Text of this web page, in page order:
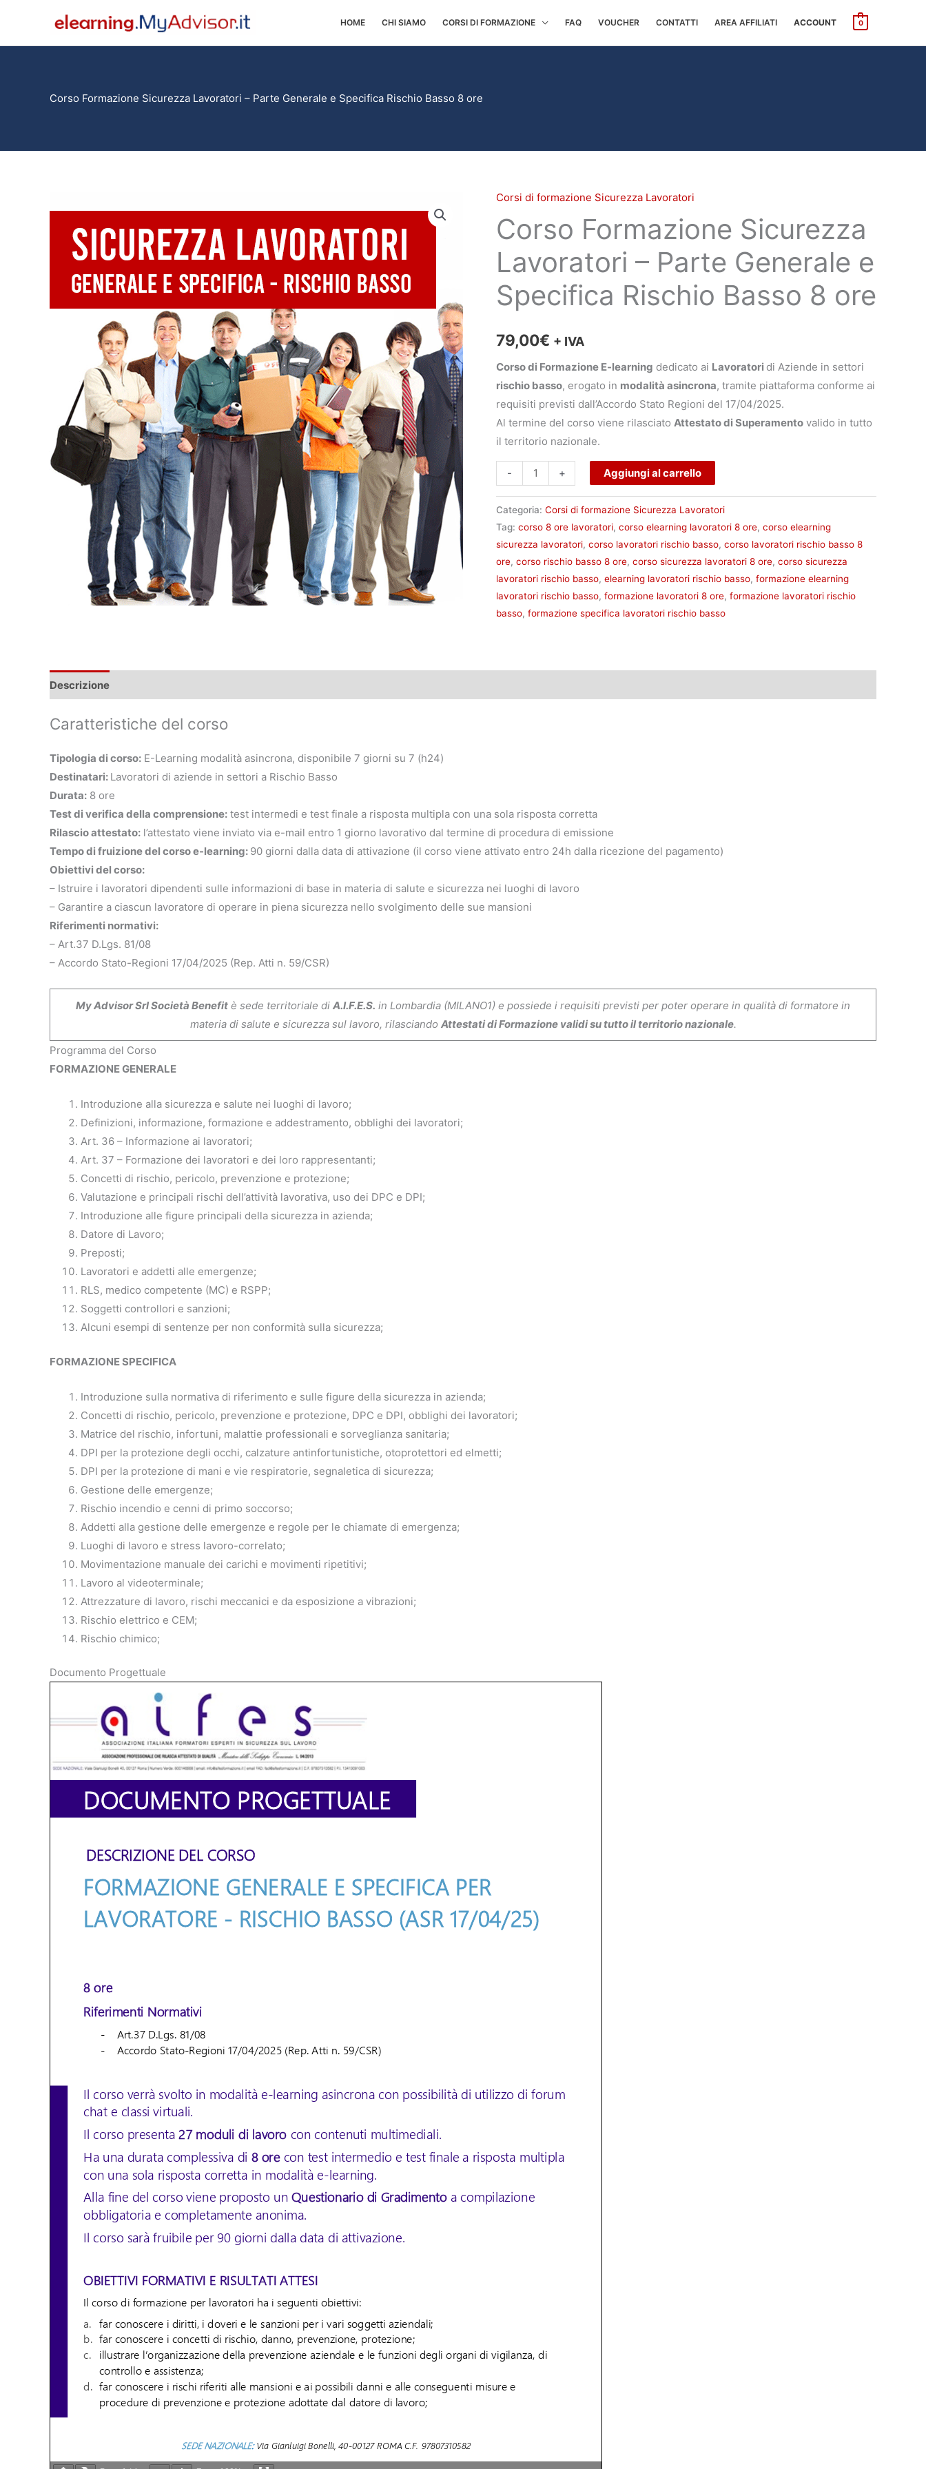
contenuto
HOME CHI SIAMO CORSI DI FORMAZIONE FAQ VOUCHER CONTATTI AREA AFFILIATI ACCOUNT 0
Corso Formazione Sicurezza Lavoratori – Parte Generale e Specifica Rischio Basso 8 ore
Corsi di formazione Sicurezza Lavoratori
Corso Formazione Sicurezza
Lavoratori – Parte Generale e
Specifica Rischio Basso 8 ore
79,00€ + IVA
Corso di Formazione E-learning dedicato ai Lavoratori di Aziende in settori
rischio basso, erogato in modalità asincrona, tramite piattaforma conforme ai
requisiti previsti dall’Accordo Stato Regioni del 17/04/2025.
Al termine del corso viene rilasciato Attestato di Superamento valido in tutto
il territorio nazionale.
-
Corso
Formazione
Sicurezza
Lavoratori
-
Parte
Generale
e
Specifica
Rischio
Basso
8
ore
quantità
+ Aggiungi al carrello
Categoria: Corsi di formazione Sicurezza Lavoratori
Tag: corso 8 ore lavoratori, corso elearning lavoratori 8 ore, corso elearning
sicurezza lavoratori, corso lavoratori rischio basso, corso lavoratori rischio basso 8
ore, corso rischio basso 8 ore, corso sicurezza lavoratori 8 ore, corso sicurezza
lavoratori rischio basso, elearning lavoratori rischio basso, formazione elearning
lavoratori rischio basso, formazione lavoratori 8 ore, formazione lavoratori rischio
basso, formazione specifica lavoratori rischio basso
Descrizione
Caratteristiche del corso
Tipologia di corso: E-Learning modalità asincrona, disponibile 7 giorni su 7 (h24)
Destinatari: Lavoratori di aziende in settori a Rischio Basso
Durata: 8 ore
Test di verifica della comprensione: test intermedi e test finale a risposta multipla con una sola risposta corretta
Rilascio attestato: l’attestato viene inviato via e-mail entro 1 giorno lavorativo dal termine di procedura di emissione
Tempo di fruizione del corso e-learning: 90 giorni dalla data di attivazione (il corso viene attivato entro 24h dalla ricezione del pagamento)
Obiettivi del corso:
– Istruire i lavoratori dipendenti sulle informazioni di base in materia di salute e sicurezza nei luoghi di lavoro
– Garantire a ciascun lavoratore di operare in piena sicurezza nello svolgimento delle sue mansioni
Riferimenti normativi:
– Art.37 D.Lgs. 81/08
– Accordo Stato-Regioni 17/04/2025 (Rep. Atti n. 59/CSR)
My Advisor Srl Società Benefit è sede territoriale di A.I.F.E.S. in Lombardia (MILANO1) e possiede i requisiti previsti per poter operare in qualità di formatore in
materia di salute e sicurezza sul lavoro, rilasciando Attestati di Formazione validi su tutto il territorio nazionale.
Programma del Corso
FORMAZIONE GENERALE
Introduzione alla sicurezza e salute nei luoghi di lavoro;
Definizioni, informazione, formazione e addestramento, obblighi dei lavoratori;
Art. 36 – Informazione ai lavoratori;
Art. 37 – Formazione dei lavoratori e dei loro rappresentanti;
Concetti di rischio, pericolo, prevenzione e protezione;
Valutazione e principali rischi dell’attività lavorativa, uso dei DPC e DPI;
Introduzione alle figure principali della sicurezza in azienda;
Datore di Lavoro;
Preposti;
Lavoratori e addetti alle emergenze;
RLS, medico competente (MC) e RSPP;
Soggetti controllori e sanzioni;
Alcuni esempi di sentenze per non conformità sulla sicurezza;
FORMAZIONE SPECIFICA
Introduzione sulla normativa di riferimento e sulle figure della sicurezza in azienda;
Concetti di rischio, pericolo, prevenzione e protezione, DPC e DPI, obblighi dei lavoratori;
Matrice del rischio, infortuni, malattie professionali e sorveglianza sanitaria;
DPI per la protezione degli occhi, calzature antinfortunistiche, otoprotettori ed elmetti;
DPI per la protezione di mani e vie respiratorie, segnaletica di sicurezza;
Gestione delle emergenze;
Rischio incendio e cenni di primo soccorso;
Addetti alla gestione delle emergenze e regole per le chiamate di emergenza;
Luoghi di lavoro e stress lavoro-correlato;
Movimentazione manuale dei carichi e movimenti ripetitivi;
Lavoro al videoterminale;
Attrezzature di lavoro, rischi meccanici e da esposizione a vibrazioni;
Rischio elettrico e CEM;
Rischio chimico;
Documento Progettuale